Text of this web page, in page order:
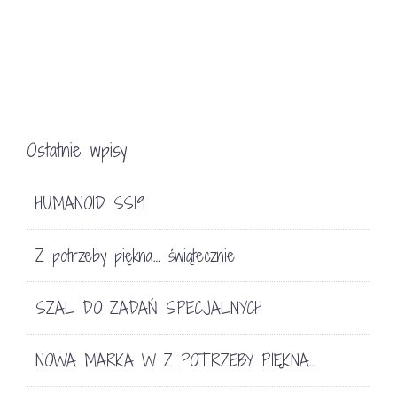
Ostatnie wpisy
HUMANOID SS19
Z potrzeby piękna… świątecznie
SZAL DO ZADAŃ SPECJALNYCH
NOWA MARKA W Z POTRZEBY PIĘKNA…